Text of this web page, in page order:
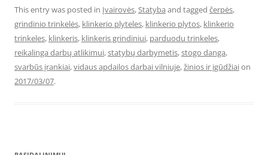
This entry was posted in Įvairovės,Statyba and tagged čerpės,
grindinio trinkelės, klinkerio plyteles, klinkerio plytos, klinkerio
trinkeles, klinkeris, klinkeris grindiniui, parduodu trinkeles,
reikalinga darbų atlikimui,statybų darbymetis,stogo danga,
svarbūs įrankiai,vidaus apdailos darbai vilniuje,žinios ir įgūdžiaion
2017/03/07.